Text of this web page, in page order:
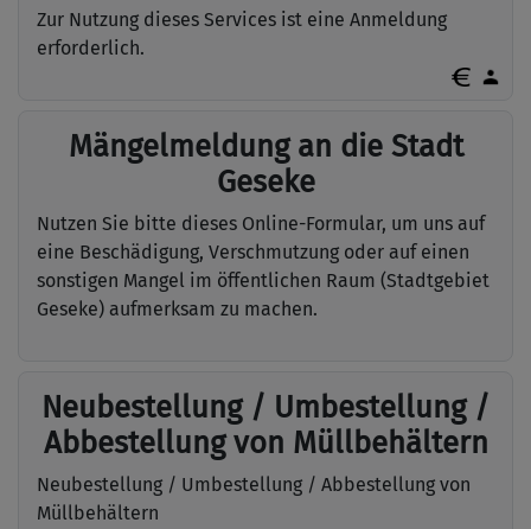
Zur Nutzung dieses Services ist eine Anmeldung
erforderlich.
Mängelmeldung an die Stadt
Geseke
Nutzen Sie bitte dieses Online-Formular, um uns auf
eine Beschädigung, Verschmutzung oder auf einen
sonstigen Mangel im öffentlichen Raum (Stadtgebiet
Geseke) aufmerksam zu machen.
Neubestellung / Umbestellung /
Abbestellung von Müllbehältern
Neubestellung / Umbestellung / Abbestellung von
Müllbehältern